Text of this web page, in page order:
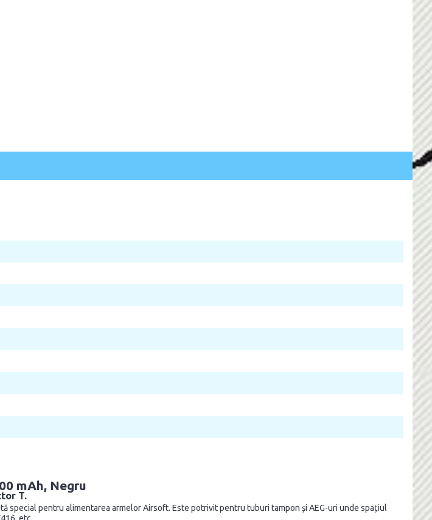
mAh, Negru
T.
special pentru alimentarea armelor Airsoft. Este potrivit pentru tuburi tampon și AEG-uri unde spațiul
etc.